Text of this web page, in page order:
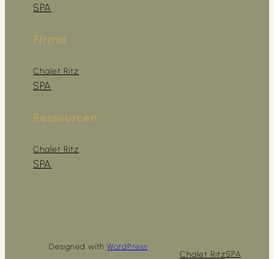
SPA
Firma
Chalet Ritz
SPA
Ressourcen
Chalet Ritz
SPA
Designed withWordPress
Chalet RitzSPA